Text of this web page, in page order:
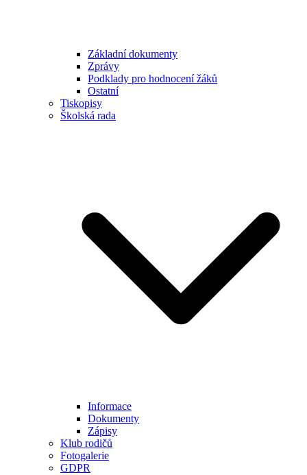
Základní dokumenty
Zprávy
Podklady pro hodnocení žáků
Ostatní
Tiskopisy
Školská rada
Informace
Dokumenty
Zápisy
Klub rodičů
Fotogalerie
GDPR